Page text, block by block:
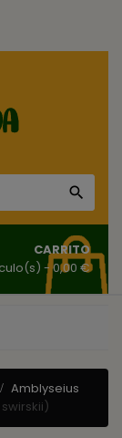

CARRITO
- 0,00 €
Amblyseius